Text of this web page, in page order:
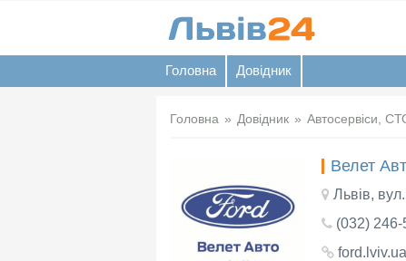
Головна Довідник
Головна Довідник Автосервіси,
Велет
Львів,
(032) 246-
ford.lviv.ua